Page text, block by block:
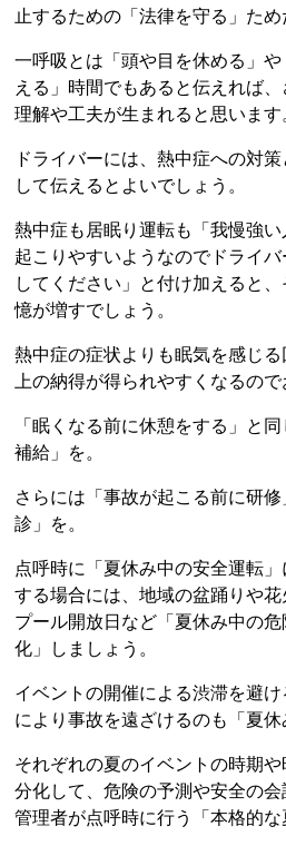
止するための「法律を守る」ため
一呼吸とは「頭や目を休める」
える」時間でもあると伝えれば
理解や工夫が生まれると思います
ドライバーには、熱中症への対
して伝えるとよいでしょう。
熱中症も居眠り運転も「我慢強
起こりやすいようなのでドライ
してください」と付け加えると
憶が増すでしょう。
熱中症の症状よりも眠気を感じ
上の納得が得られやすくなるので
「眠くなる前に休憩をする」と
補給」を。
さらには「事故が起こる前に研
診」を。
点呼時に「夏休み中の安全運転
する場合には、地域の盆踊りや
プール開放日など「夏休み中の
化」しましょう。
イベントの開催による渋滞を避
により事故を遠ざけるのも「夏休
それぞれの夏のイベントの時期
分化して、危険の予測や安全の
管理者が点呼時に行う「本格的な